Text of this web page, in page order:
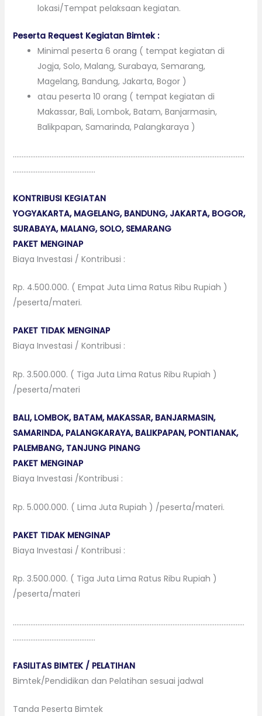
lokasi/Tempat pelaksaan kegiatan.
Peserta Request Kegiatan Bimtek :
Minimal peserta 6 orang ( tempat kegiatan di
Jogja, Solo, Malang, Surabaya, Semarang,
Magelang, Bandung, Jakarta, Bogor )
atau peserta 10 orang ( tempat kegiatan di
Makassar, Bali, Lombok, Batam, Banjarmasin,
Balikpapan, Samarinda, Palangkaraya )
……………………………………………………………………………………………………………………
………………………………………..
KONTRIBUSI KEGIATAN
YOGYAKARTA, MAGELANG, BANDUNG, JAKARTA, BOGOR,
SURABAYA, MALANG, SOLO, SEMARANG
PAKET MENGINAP
Biaya Investasi / Kontribusi :
Rp. 4.500.000. ( Empat Juta Lima Ratus Ribu Rupiah )
/peserta/materi.
PAKET TIDAK MENGINAP
Biaya Investasi / Kontribusi :
Rp. 3.500.000. ( Tiga Juta Lima Ratus Ribu Rupiah )
/peserta/materi
BALI, LOMBOK, BATAM, MAKASSAR, BANJARMASIN,
SAMARINDA, PALANGKARAYA, BALIKPAPAN, PONTIANAK,
PALEMBANG, TANJUNG PINANG
PAKET MENGINAP
Biaya Investasi /Kontribusi :
Rp. 5.000.000. ( Lima Juta Rupiah ) /peserta/materi.
PAKET TIDAK MENGINAP
Biaya Investasi / Kontribusi :
Rp. 3.500.000. ( Tiga Juta Lima Ratus Ribu Rupiah )
/peserta/materi
……………………………………………………………………………………………………………………
………………………………………..
FASILITAS BIMTEK / PELATIHAN
Bimtek/Pendidikan dan Pelatihan sesuai jadwal
Tanda Peserta Bimtek